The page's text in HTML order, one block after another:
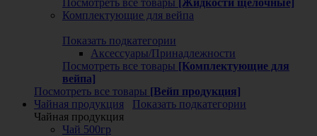
Комплектующие для вейпа
Показать подкатегории
Аксессуары/Принадлежности
Посмотреть все товары [Комплектующие для
вейпа]
Посмотреть все товары [Вейп продукция]
Чайная продукция
Показать подкатегории
Чайная продукция
Чай 500гр